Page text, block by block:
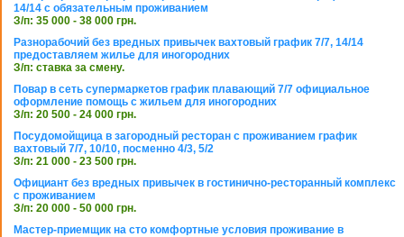
14/14 с обязательным проживанием
З/п: 35 000 - 38 000 грн.
Разнорабочий без вредных привычек вахтовый график 7/7, 14/14
предоставляем жилье для иногородних
З/п: ставка за смену.
Повар в сеть супермаркетов график плавающий 7/7 официальное
оформление помощь с жильем для иногородних
З/п: 20 500 - 24 000 грн.
Посудомойщица в загородный ресторан с проживанием график
вахтовый 7/7, 10/10, посменно 4/3, 5/2
З/п: 21 000 - 23 500 грн.
Официант без вредных привычек в гостинично-ресторанный комплекс
с проживанием
З/п: 20 000 - 50 000 грн.
Мастер-приемщик на сто комфортные условия проживание в